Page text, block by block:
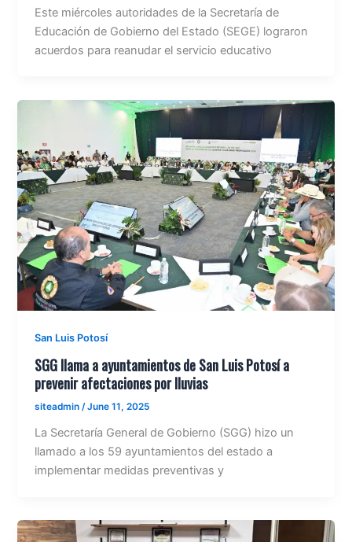
Este miércoles autoridades de la Secretaría de
Educación de Gobierno del Estado (SEGE) lograron
acuerdos para reanudar el servicio educativo
San Luis Potosí
SGG llama a ayuntamientos de San Luis Potosí a
prevenir afectaciones por lluvias
siteadmin/June 11, 2025
La Secretaría General de Gobierno (SGG) hizo un
llamado a los 59 ayuntamientos del estado a
implementar medidas preventivas y